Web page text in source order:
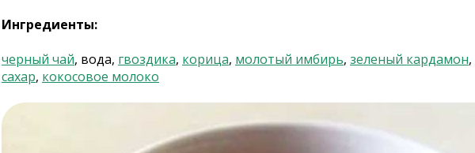
Ингредиенты:
черный чай, вода, гвоздика, корица, молотый имбирь, зеленый кардамон,
сахар, кокосовое молоко